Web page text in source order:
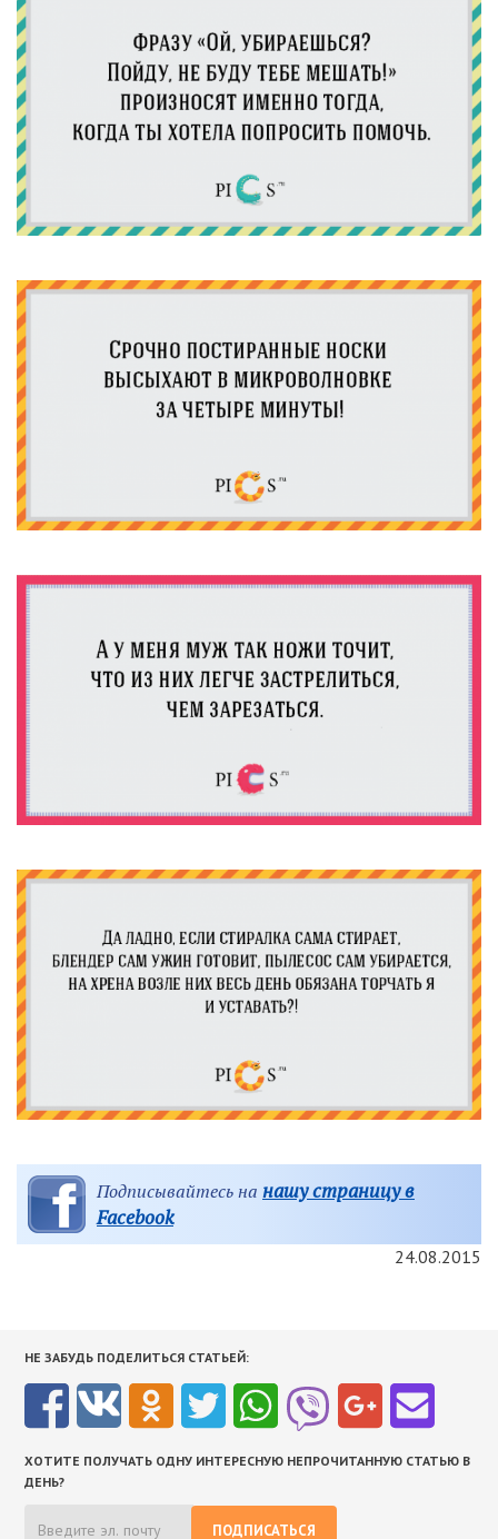
Подписывайтесь на нашу страницу в
Facebook
24.08.2015
НЕ ЗАБУДЬ ПОДЕЛИТЬСЯ СТАТЬЕЙ:
ХОТИТЕ ПОЛУЧАТЬ ОДНУ ИНТЕРЕСНУЮ НЕПРОЧИТАННУЮ СТАТЬЮ В
ДЕНЬ?
ПОДПИСАТЬСЯ